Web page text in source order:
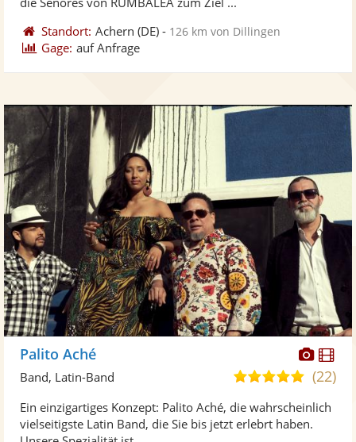
Standort: Achern (DE) - 126 km von Dillingen
Gage: auf Anfrage
Fotos
Palito Aché
5,0
5
(22)
Band, Latin-Band
Ein einzigartiges Konzept: Palito Aché, die wahrscheinlich
vielseitigste Latin Band, die Sie bis jetzt erlebrt haben.